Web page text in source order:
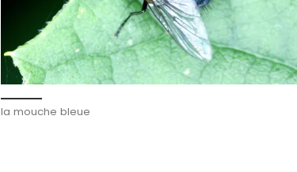
la mouche bleue